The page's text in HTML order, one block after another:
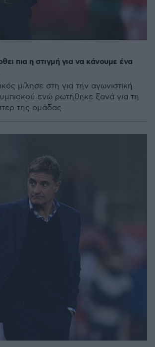
πια η στιγμή για να κάνουμε ένα
μίλησε στη για την αγωνιστική
ενώ ρωτήθηκε ξανά για τη
της ομάδας